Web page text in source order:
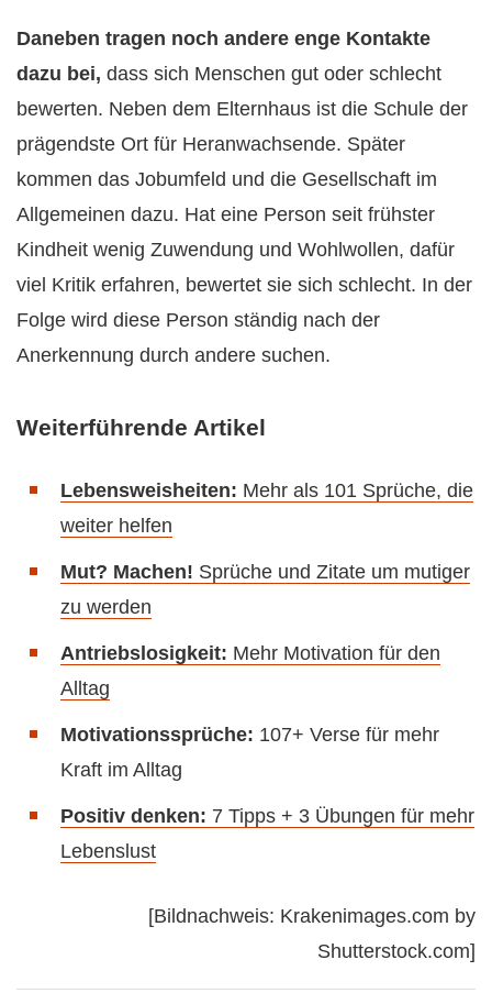
Daneben tragen noch andere enge Kontakte
dazu bei, dass sich Menschen gut oder schlecht
bewerten. Neben dem Elternhaus ist die Schule der
prägendste Ort für Heranwachsende. Später
kommen das Jobumfeld und die Gesellschaft im
Allgemeinen dazu. Hat eine Person seit frühster
Kindheit wenig Zuwendung und Wohlwollen, dafür
viel Kritik erfahren, bewertet sie sich schlecht. In der
Folge wird diese Person ständig nach der
Anerkennung durch andere suchen.
Weiterführende Artikel
Lebensweisheiten: Mehr als 101 Sprüche, die
weiter helfen
Mut? Machen! Sprüche und Zitate um mutiger
zu werden
Antriebslosigkeit: Mehr Motivation für den
Alltag
Motivationssprüche: 107+ Verse für mehr
Kraft im Alltag
Positiv denken: 7 Tipps + 3 Übungen für mehr
Lebenslust
[Bildnachweis: Krakenimages.com by
Shutterstock.com]